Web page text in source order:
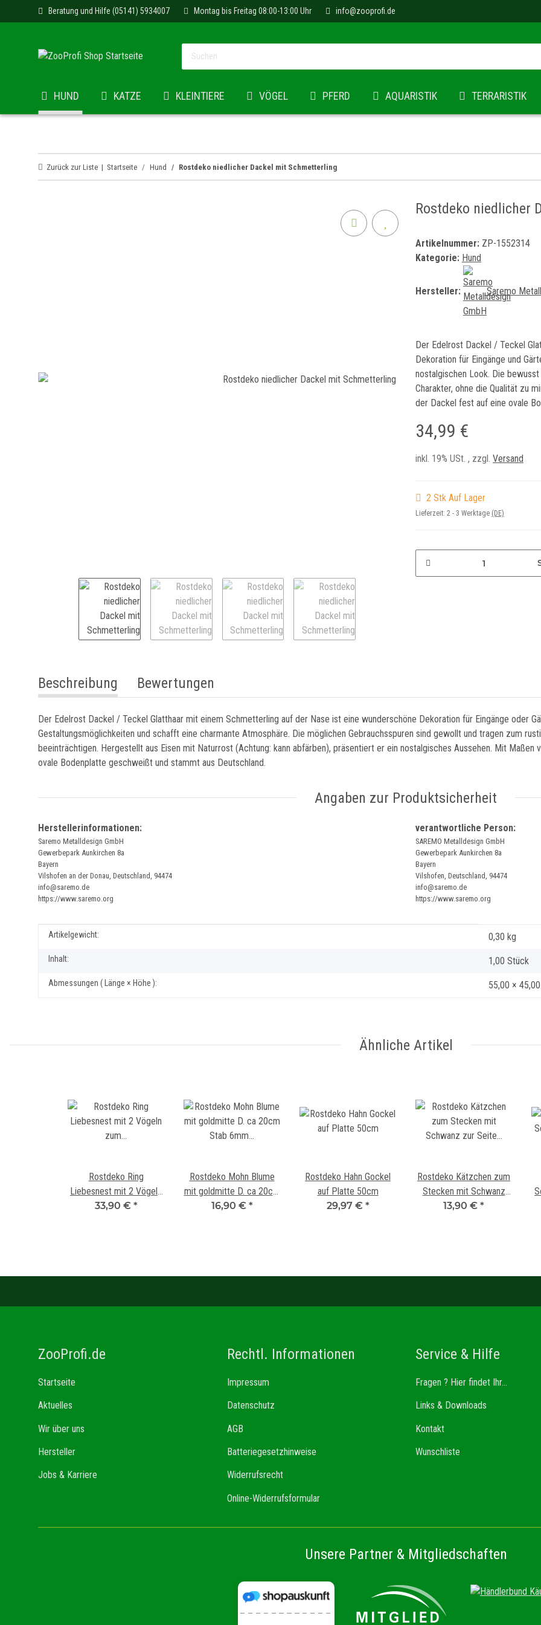
Beratung und Hilfe (05141) 5934007 Montag bis Freitag 08:00-13:00 Uhr info@zooprofi.de
HUND KATZE KLEINTIERE VÖGEL PFERD AQUARISTIK TERRARISTIK
Zurück zur Liste Startseite Hund Rostdeko niedlicher Dackel mit Schmetterling
Rostdeko niedlicher
Artikelnummer: ZP-1552314
Kategorie: Hund
Hersteller: Saremo
Der Edelrost Dackel / Teckel
Dekoration für Eingänge und
nostalgischen Look. Die
Charakter, ohne die Qualität zu
der Dackel fest auf eine ovale
34,99 €
inkl. 19% USt. , zzgl. Versand
2 Stk Auf Lager
Lieferzeit: 2 - 3 Werktage (DE)
weitere Registerkarten anzeigen
Beschreibung Bewertungen
Der Edelrost Dackel / Teckel Glatthaar mit einem Schmetterling auf der Nase ist eine wunderschöne Dekoration für Eingänge oder
Gestaltungsmöglichkeiten und schafft eine charmante Atmosphäre. Die möglichen Gebrauchsspuren sind gewollt und tragen zum
beeinträchtigen. Hergestellt aus Eisen mit Naturrost (Achtung: kann abfärben), präsentiert er ein nostalgisches Aussehen. Mit
ovale Bodenplatte geschweißt und stammt aus Deutschland.
Angaben zur Produktsicherheit
Herstellerinformationen:
Saremo Metalldesign GmbH
Gewerbepark Aunkirchen 8a
Bayern
Vilshofen an der Donau, Deutschland, 94474
info@saremo.de
https://www.saremo.org
verantwortliche Person:
SAREMO Metalldesign GmbH
Gewerbepark Aunkirchen 8a
Bayern
Vilshofen, Deutschland, 94474
info@saremo.de
https://www.saremo.org
Produkteigenschaft
Wert
Artikelgewicht: 0,30 kg
Inhalt: 1,00 Stück
Abmessungen ( Länge × Höhe ): 55,00 ×
Ähnliche Artikel
Rostdeko Ring
Liebesnest mit 2 Vögeln
zum Hängen D:50cm
33,90 € *
Rostdeko Mohn Blume
mit goldmitte D. ca 20cm
Stab 6mm Länge 100cm
16,90 € *
Rostdeko Hahn Gockel
auf Platte 50cm
29,97 € *
Rostdeko Kätzchen zum
Stecken mit Schwanz
zur Seite 20-25cm
13,90 € *
ZooProfi.de
Startseite
Aktuelles
Wir über uns
Hersteller
Jobs & Karriere
Rechtl. Informationen
Impressum
Datenschutz
AGB
Batteriegesetzhinweise
Widerrufsrecht
Online-Widerrufsformular
Service & Hilfe
Fragen ? Hier findet Ihr...
Links & Downloads
Kontakt
Wunschliste
Unsere Partner & Mitgliedschaften